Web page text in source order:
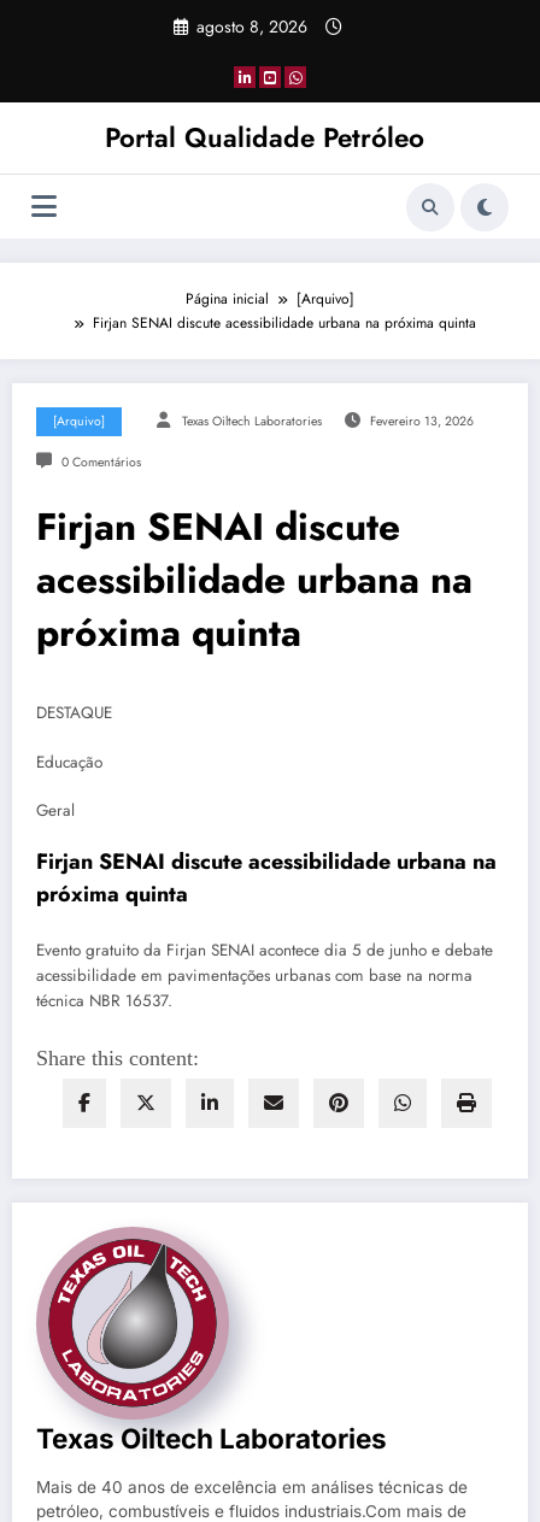
agosto 8, 2026
Portal Qualidade Petróleo
Página inicial
[Arquivo]
Firjan SENAI discute acessibilidade urbana na próxima quinta
[Arquivo] Texas Oiltech Laboratories Fevereiro 13, 2026
0 Comentários
Firjan SENAI discute
acessibilidade urbana na
próxima quinta
DESTAQUE
Educação
Geral
Firjan SENAI discute acessibilidade urbana na
próxima quinta
Evento gratuito da Firjan SENAI acontece dia 5 de junho e debate
acessibilidade em pavimentações urbanas com base na norma
técnica NBR 16537.
Share this content:
Texas Oiltech Laboratories
Mais de 40 anos de excelência em análises técnicas de
petróleo, combustíveis e fluidos industriais.Com mais de